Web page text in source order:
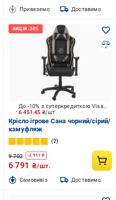
Привеземо Доставимо
6 451.45 ₴/шт.
До -10% з суперкредиткою Visa Вигода
Крісло ігрове Сана чорний/сірий/
камуфляж
2
9 702 -2 911 ₴
6 791 ₴/шт.
Cамовивіз Доставимо